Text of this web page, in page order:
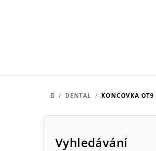
DOMŮ
/ DENTAL / KONCOVKA OT9
P
Vyhledávání